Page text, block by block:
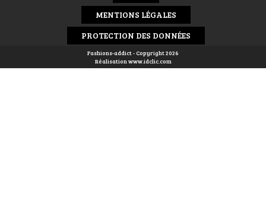
MENTIONS LÉGALES
PROTECTION DES DONNÉES
Fashions-addict - Copyright 2026
Réalisationwww.idclic.com